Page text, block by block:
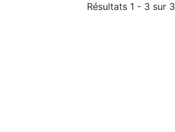
Résultats 1 - 3 sur 3